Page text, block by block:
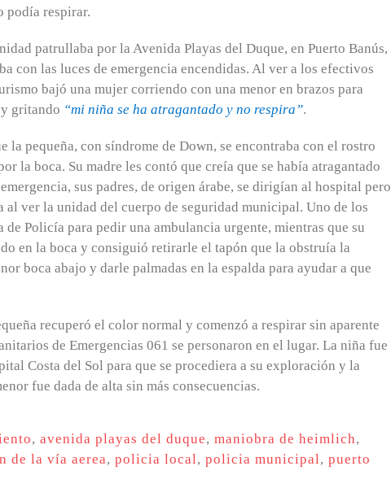
podía respirar.
patrullaba por la Avenida Playas del Duque, en Puerto Banús,
con las luces de emergencia encendidas. Al ver a los efectivos
bajó una mujer corriendo con una menor en brazos para
gritando “mi niña se ha atragantado y no respira”.
la pequeña, con síndrome de Down, se encontraba con el rostro
la boca. Su madre les contó que creía que se había atragantado
sus padres, de origen árabe, se dirigían al hospital pero
al ver la unidad del cuerpo de seguridad municipal. Uno de los
de Policía para pedir una ambulancia urgente, mientras que su
en la boca y consiguió retirarle el tapón que la obstruía la
boca abajo y darle palmadas en la espalda para ayudar a que
recuperó el color normal y comenzó a respirar sin aparente
de Emergencias 061 se personaron en el lugar. La niña fue
Costa del Sol para que se procediera a su exploración y la
fue dada de alta sin más consecuencias.
, avenida playas del duque, maniobra de heimlich,
de la vía aerea, policia local , policia municipal , puerto